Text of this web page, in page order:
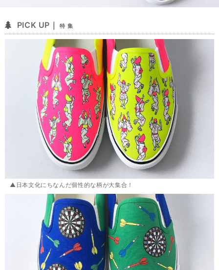
PICK UP｜ 特 集
▲日本文化にちなんだ個性的な柄が大集合！